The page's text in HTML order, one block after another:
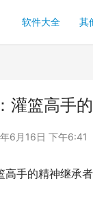
软件大全 其
灌篮高手
6月16日 下午6:41
高手的精神继承者